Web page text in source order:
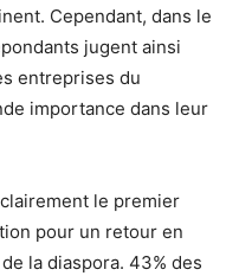
Cependant, dans le
jugent ainsi
entreprises du
importance dans leur
le premier
pour un retour en
la diaspora. 43% des